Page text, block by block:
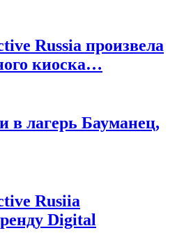
Russia произвела
киоска…
в лагерь Бауманец,
Rusiia
Digital